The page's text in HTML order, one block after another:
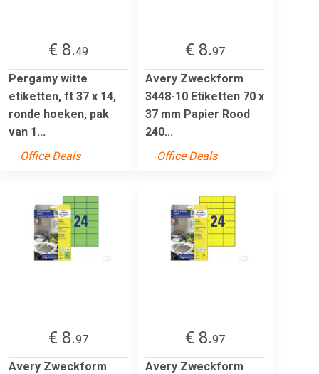
€ 8.49
Pergamy witte
etiketten, ft 37 x 14,
ronde hoeken, pak
van 1...
Office Deals
€ 8.97
Avery Zweckform
3448-10 Etiketten 70 x
37 mm Papier Rood
240...
Office Deals
€ 8.97
Avery Zweckform
€ 8.97
Avery Zweckform